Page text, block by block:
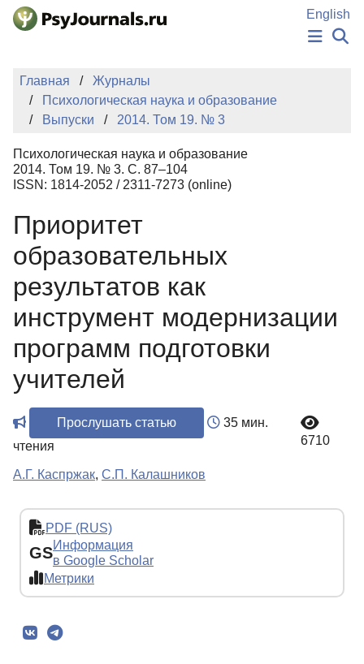
Перейти к основному содержанию
English
НОВОСТИ
ИЗДАНИЯ
АВТОРЫ
БАЗА ЗНАНИЙ
КЛЮЧЕВЫЕ СЛОВА
Регистрация
Главная
Журналы
Психологическая наука и образование
Выпуски
2014. Том 19. № 3
Психологическая наука и образование
2014. Том 19. № 3. С. 87–104
ISSN: 1814-2052 / 2311-7273 (online)
Приоритет
образовательных
результатов как
инструмент модернизации
программ подготовки
учителей
Прослушать статью
35 мин.
чтения
6710
А.Г. Каспржак, С.П. Калашников
PDF (RUS)
GSИнформация
в Google Scholar
Метрики